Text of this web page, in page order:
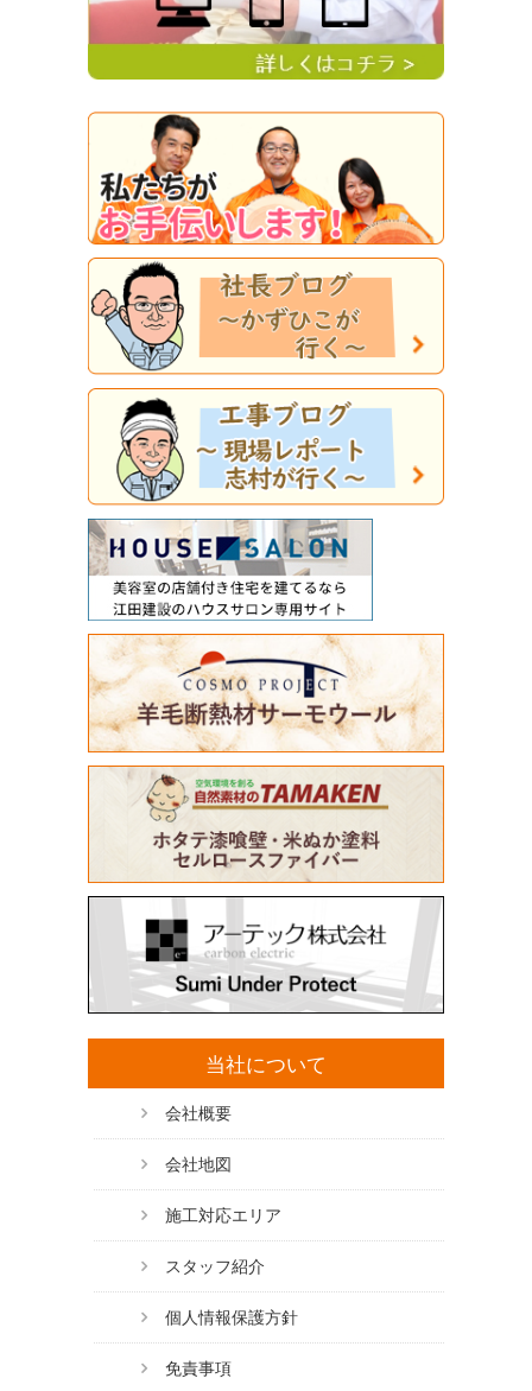
当社について
会社概要
会社地図
施工対応エリア
スタッフ紹介
個人情報保護方針
免責事項